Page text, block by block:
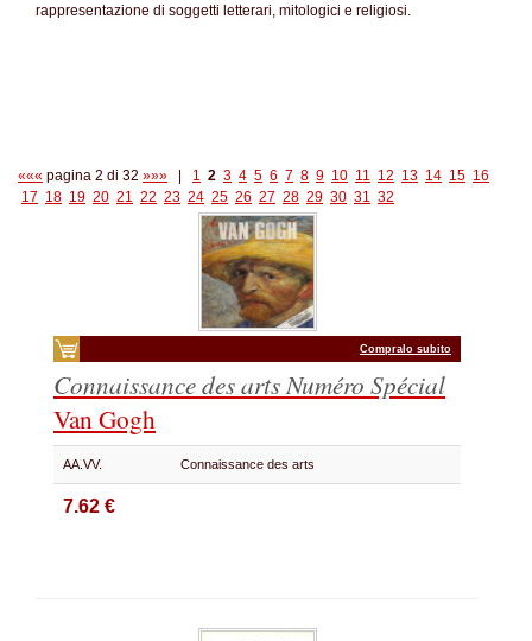
rappresentazione di soggetti letterari, mitologici e religiosi.
««« pagina 2 di 32 »»» 1 2 3 4 5 6 7 8 9 10 11 12 13 14 15 16
17 18 19 20 21 22 23 24 25 26 27 28 29 30 31 32
Compralo subito
Connaissance des arts Numéro Spécial
Van Gogh
AA.VV. Connaissance des arts
7.62 €